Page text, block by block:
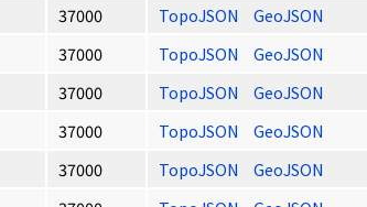
37000 TopoJSON GeoJSON
37000 TopoJSON GeoJSON
37000 TopoJSON GeoJSON
37000 TopoJSON GeoJSON
37000 TopoJSON GeoJSON